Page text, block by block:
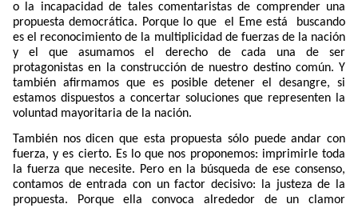
o la incapacidad de tales comentaristas de comprender una
propuesta democrática. Porque lo que
el Eme está
buscando
es el reconocimiento de la multiplicidad de fuerzas de la nación
y el que asumamos el derecho de cada una de ser
protagonistas en la construcción de nuestro destino común. Y
también afirmamos que es posible detener el desangre, si
estamos dispuestos a concertar soluciones que representen la
voluntad mayoritaria de la nación.
También nos dicen que esta propuesta sólo puede andar con
fuerza, y es cierto. Es lo que nos proponemos: imprimirle toda
la fuerza que necesite. Pero en la búsqueda de ese consenso,
contamos de entrada con un factor decisivo: la justeza de la
propuesta. Porque ella convoca alrededor de un clamor